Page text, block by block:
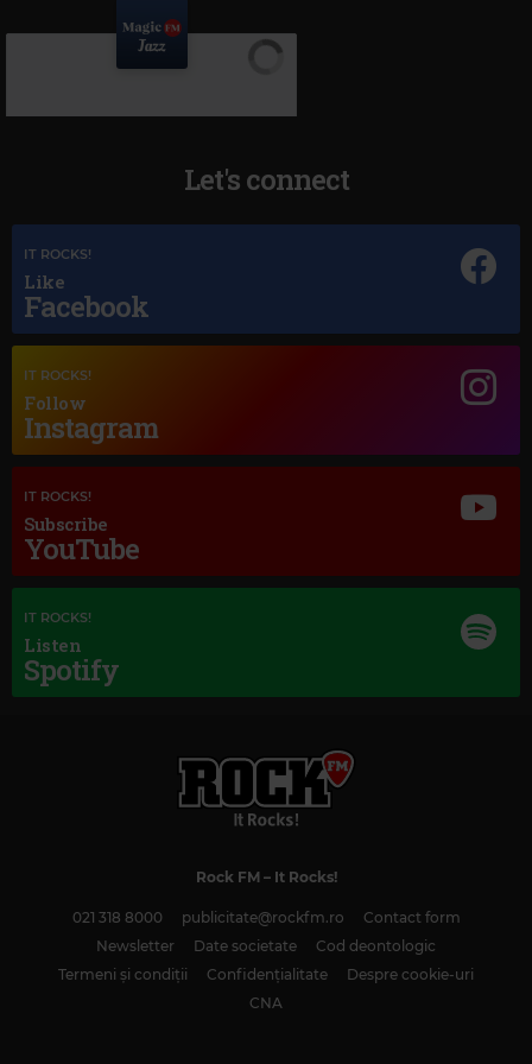
TRAGIC OVERTURE, OP. 81
Let's connect
IT ROCKS!
Like
Facebook
IT ROCKS!
Follow
Instagram
IT ROCKS!
Subscribe
YouTube
IT ROCKS!
Listen
Spotify
Rock FM– It Rocks!
021 318 8000 publicitate@rockfm.ro
Contact form
Newsletter
Date societate
Cod deontologic
Termeni și condiții
Confidențialitate
Despre cookie-uri
CNA